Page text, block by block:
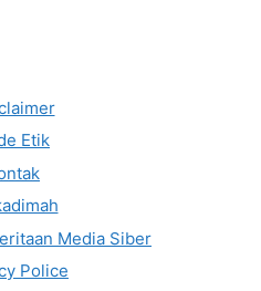
Etik
Media Siber
Police